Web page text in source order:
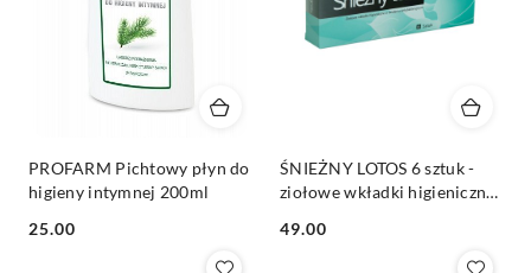
PROFARM Pichtowy płyn do
higieny intymnej 200ml
Cena:
25.00
ŚNIEŻNY LOTOS 6 sztuk -
ziołowe wkładki higieniczne
Cena:
49.00